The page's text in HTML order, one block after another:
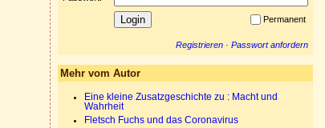
Permanent
Registrieren · Passwort anfordern
Mehr vom Autor
Eine kleine Zusatzgeschichte zu : Macht und
Wahrheit
Fletsch Fuchs und das Coronavirus